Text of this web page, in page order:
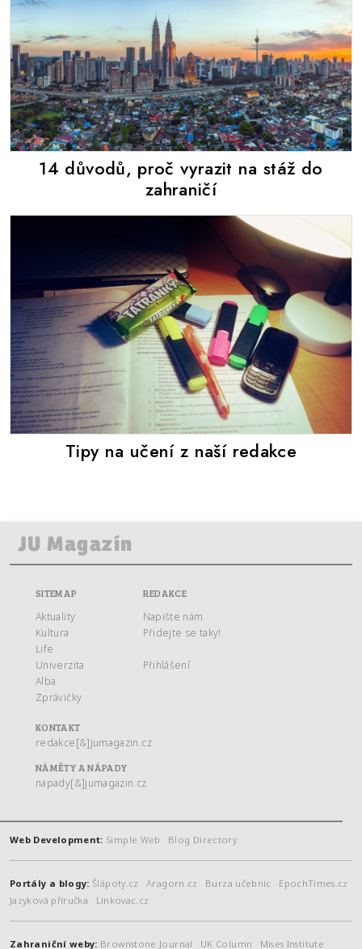
14 důvodů, proč vyrazit na stáž do
zahraničí
Tipy na učení z naší redakce
SITEMAP
Aktuality
Kultura
Life
Univerzita
Alba
Zprávičky
REDAKCE
Napište nám
Přidejte se taky!
Přihlášení
KONTAKT
redakce[&]jumagazin.cz
NÁMĚTY A NÁPADY
napady[&]jumagazin.cz
Web Development: Simple Web Blog Directory
Portály a blogy:Šlápoty.cz Aragorn.cz Burza učebnic
EpochTimes.cz
Jazyková příručka
Linkovac.cz
Zahraniční weby: Brownstone Journal UK Column Mises Institute